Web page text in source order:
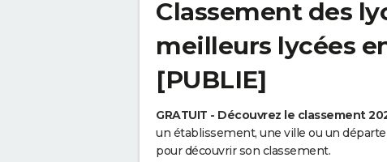
Classement des
meilleurs lycées
[PUBLIE]
GRATUIT - Découvrez le classement
un établissement, une ville ou un
pour découvrir son classement.